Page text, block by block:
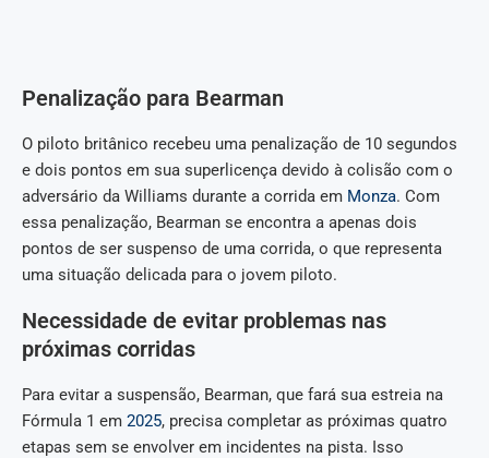
Penalização para Bearman
O piloto britânico recebeu uma penalização de 10 segundos
e dois pontos em sua superlicença devido à colisão com o
adversário da Williams durante a corrida em Monza. Com
essa penalização, Bearman se encontra a apenas dois
pontos de ser suspenso de uma corrida, o que representa
uma situação delicada para o jovem piloto.
Necessidade de evitar problemas nas
próximas corridas
Para evitar a suspensão, Bearman, que fará sua estreia na
Fórmula 1 em 2025, precisa completar as próximas quatro
etapas sem se envolver em incidentes na pista. Isso